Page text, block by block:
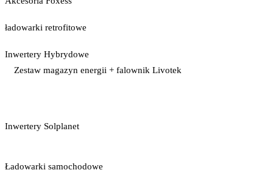
ładowarki retrofitowe
Inwertery Hybrydowe
Zestaw magazyn energii + falownik Livotek
Inwertery Solplanet
Ładowarki samochodowe